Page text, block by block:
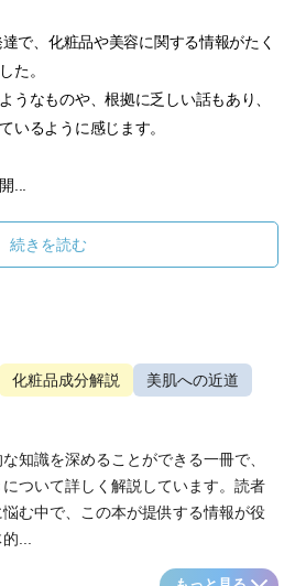
で、化粧品や美容に関する情報がたく
た。
うなものや、根拠に乏しい話もあり、
いるように感じます。
...
続きを読む
化粧品成分解説
美肌への近道
知識を深めることができる一冊で、
ついて詳しく解説しています。読者
む中で、この本が提供する情報が役
...